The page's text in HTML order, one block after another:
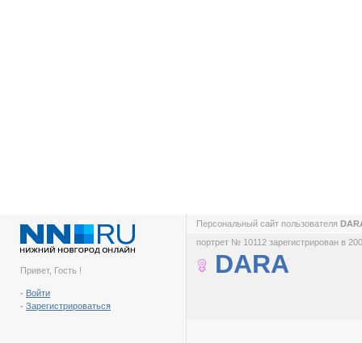
Привет, Гость !
- Войти
- Зарегистрироваться
Персональный сайт пользователя
портрет № 10112 зарегистрирован в
DARA